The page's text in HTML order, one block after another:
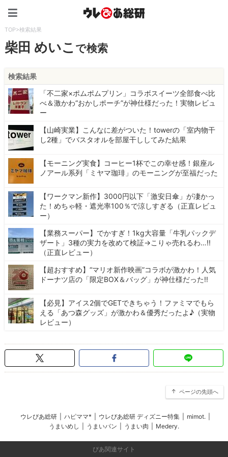
TOP>検索結果
柴田 めいこ で検索
検索結果
「不二家×ポムポムプリン」コラボスイーツ全部食べ比
べ＆激かわ“おかしポーチ”が神仕様だった！実物レビュ
ー
【山崎実業】こんなに差がついた！towerの「室内物干
し2種」でバスタオルを部屋干ししてみた結果
【モーニング実食】コーヒー1杯でこの幸せ感！銀座ル
ノアール系列「ミヤマ珈琲」のモーニングが至福だった
【ワークマン新作】3000円以下「激安日傘」が凄かっ
た！めちゃ軽・遮光率100％で涼しすぎる（正直レビュ
ー）
【業務スーパー】でかすぎ！1kg大容量「牛乳パックデ
ザート」3種の実力を改めて検証→こりゃ売れるわ…!!
（正直レビュー）
【超おすすめ】“マリオ新作映画”コラボが激かわ！人気
ドーナツ店の「限定BOX＆バッグ」が神仕様だった!!
【必見】アイス2個でGETできちゃう！ファミマでもら
える「あつ森グッズ」が激かわ＆優秀だったよ♪（実物
レビュー）
ページの先頭へ
ウレぴあ総研 ハピママ* ウレぴあ総研 ディズニー特集 mimot.
うまいめし
うまいパン うまい肉 Medery.
ぴあ関連サイト